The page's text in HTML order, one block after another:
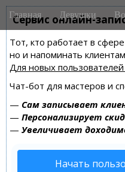
Сервис онлайн-
Тот, кто работает в
но и напоминать
Для новых пользователей
Чат-бот для мастеров и
— Сам записывает
— Персонализирует
— Увеличивает
Начать
M
a
n
m
e
n
u
i
Главная Девушки